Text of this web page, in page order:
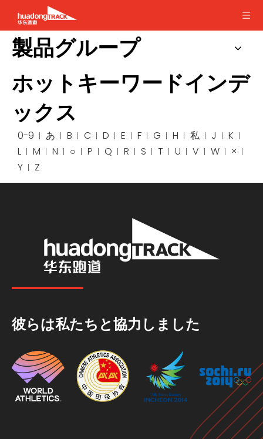
製品グループ
ホットキーワードインデ
ックス
0-9 あ B C D E F G H 私 J
K
L
M N ○ P Q R S T U V W
×
Y
Z
彼らは私たちと協力しました